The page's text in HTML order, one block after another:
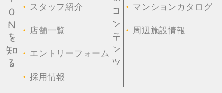
・ スタッフ紹介
・ 店舗一覧
・ エントリーフォーム
・採用情報
・ マンションカタログ
・ 周辺施設情報